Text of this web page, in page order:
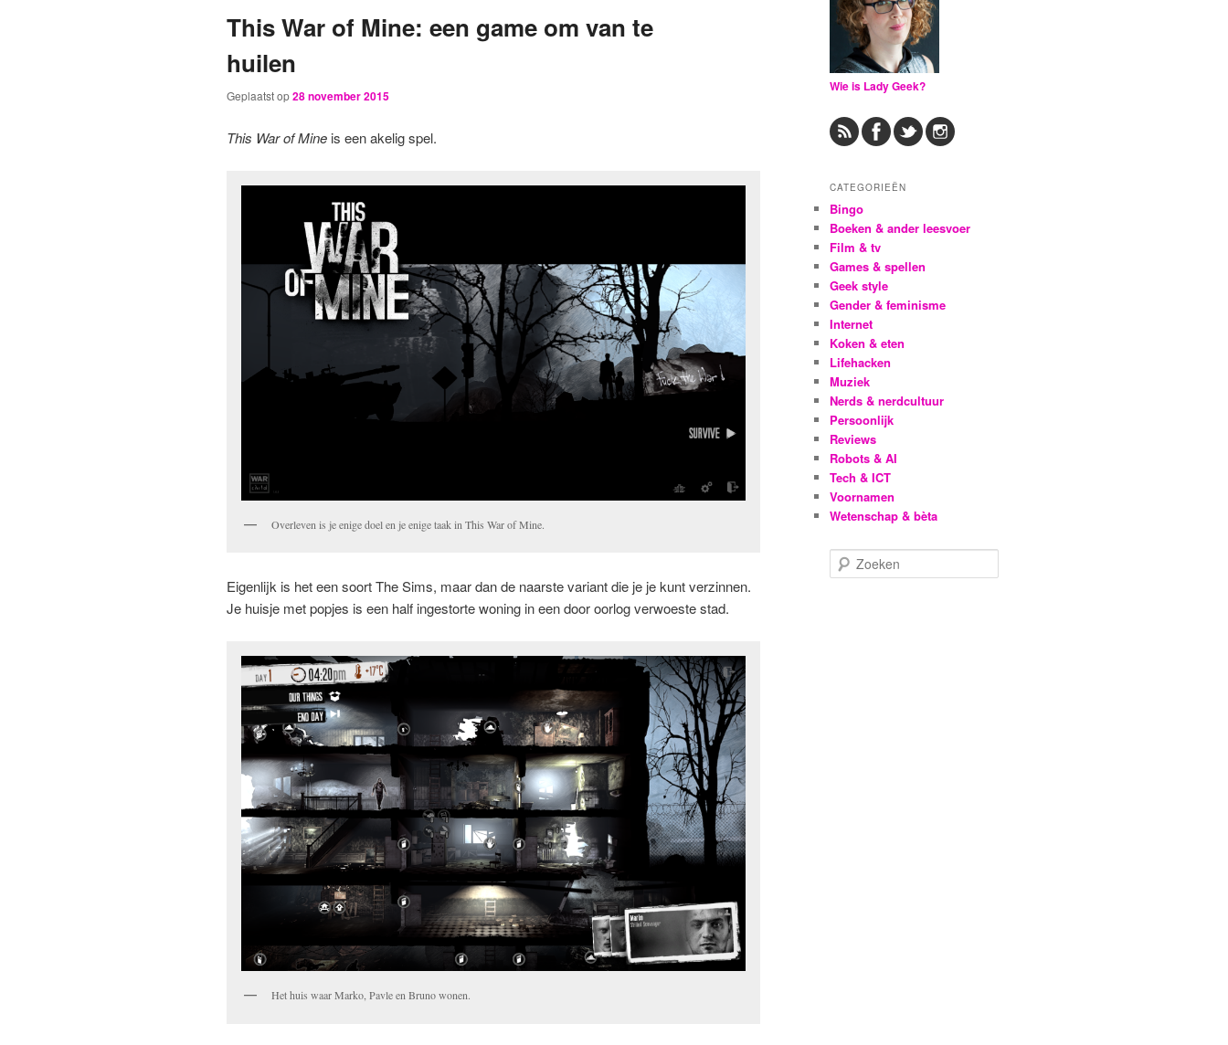
primaire
secundaire
This War of Mine: een game om van te
huilen
Geplaatst op28 november 2015
This War of Mine is een akelig spel.
Overleven is je enige doel en je enige taak in This War of Mine.
Eigenlijk is het een soort The Sims, maar dan de naarste variant die je je kunt verzinnen.
Je huisje met popjes is een half ingestorte woning in een door oorlog verwoeste stad.
Het huis waar Marko, Pavle en Bruno wonen.
Wie is Lady Geek?
CATEGORIEËN
Bingo
Boeken & ander leesvoer
Film & tv
Games & spellen
Geek style
Gender & feminisme
Internet
Koken & eten
Lifehacken
Muziek
Nerds & nerdcultuur
Persoonlijk
Reviews
Robots & AI
Tech & ICT
Voornamen
Wetenschap & bèta
o